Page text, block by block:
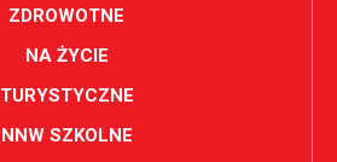
ZDROWOTNE
NA ŻYCIE
TURYSTYCZNE
NNW SZKOLNE